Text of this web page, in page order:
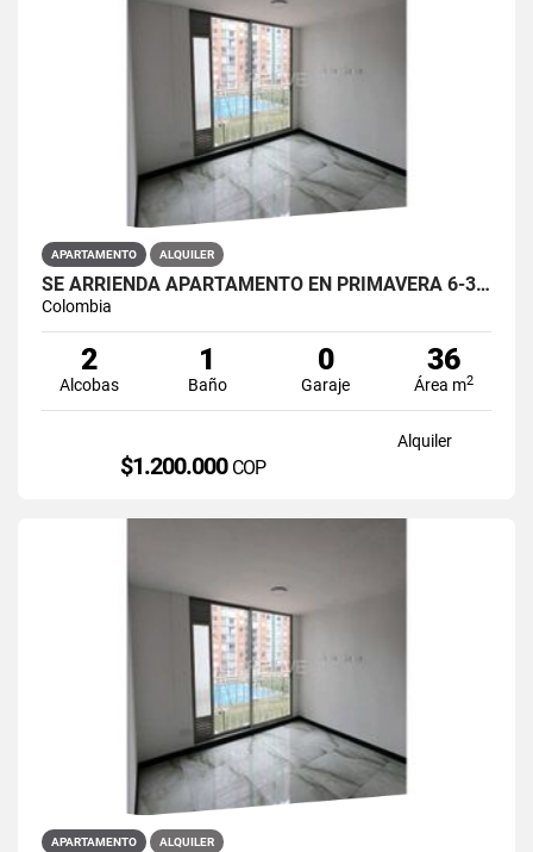
APARTAMENTO ALQUILER
SE ARRIENDA APARTAMENTO EN PRIMAVERA 6-39 ET 2 PISO 3 PARS ESTRENAR
Colombia
2
Alcobas
1
Baño
0
Garaje
36
Área m2
Alquiler
$1.200.000 COP
APARTAMENTO ALQUILER